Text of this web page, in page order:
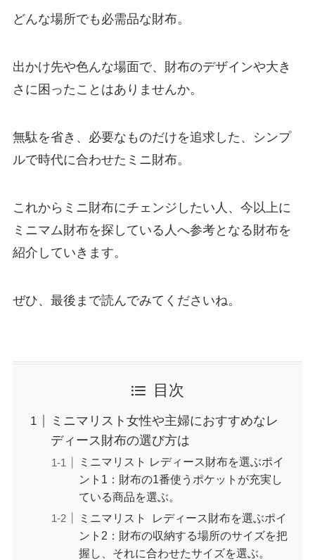
どんな場所でも必需品な財布。
出かけ先や色んな場面で、財布のデザインや大き
さに困ったことはありませんか。
無駄を省き、必要なものだけを追求した、シンプ
ルで時代に合わせたミニ財布。
これからミニ財布にチェンジしたい人、今以上に
ミニマム財布を探している人へ参考となる財布を
紹介していきます。
ぜひ、最後まで読んでみてくださいね。
目次
ミニマリスト女性や主婦におすすめなレ
ディース財布の選び方は
ミニマリスト レディース財布を選ぶポイ
ント1：財布の1番使うポケットが充実し
ている商品を選ぶ。
ミニマリスト レディース財布を選ぶポイ
ント2：財布の収納する場所のサイズを把
握し、それに合わせたサイズを選ぶ。